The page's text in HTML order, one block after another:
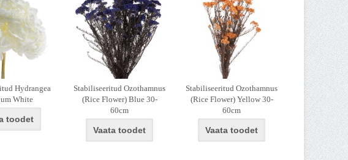
Hydrangea
White
toodet
Stabiliseeritud Ozothamnus
(Rice Flower) Blue 30-
60cm
Vaata toodet
Stabiliseeritud Ozothamnus
(Rice Flower) Yellow 30-
60cm
Vaata toodet